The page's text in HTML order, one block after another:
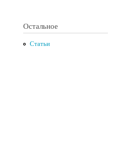
Остальное
Статьи